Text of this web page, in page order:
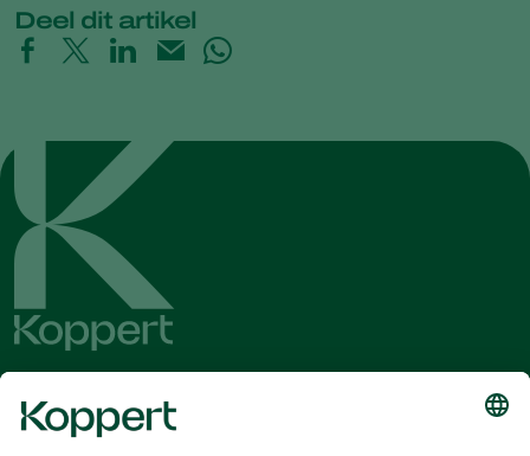
Deel dit artikel
Ontvang het laatste nieuws en